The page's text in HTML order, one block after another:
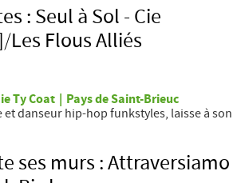
: Seul à Sol - Cie
Les Flous Alliés
Ty Coat
Pays de Saint-Brieuc
et danseur hip-hop funkstyles, laisse à son
ses murs : Attraversiamo